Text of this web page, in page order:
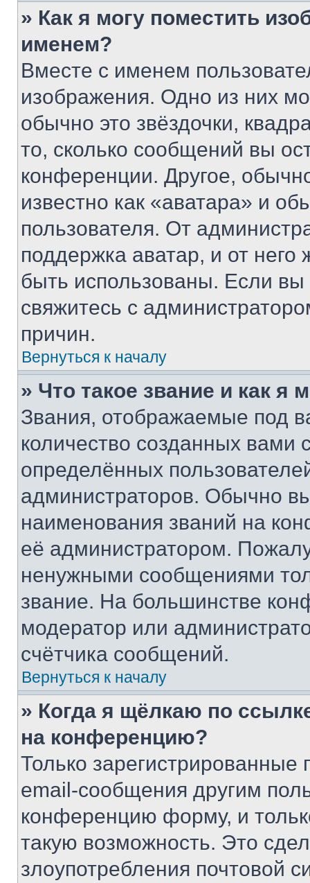
» Как я могу поместить
именем?
Вместе с именем
изображения. Одно из них
обычно это звёздочки,
то, сколько сообщений вы
конференции. Другое,
известно как «аватара» и
пользователя. От
поддержка аватар, и от него
быть использованы. Если
свяжитесь с
причин.
Вернуться к началу
» Что такое звание и как я
Звания, отображаемые под
количество созданных
определённых
администраторов. Обычно
наименования званий на
её администратором.
ненужными сообщениями
звание. На большинстве
модератор или
счётчика сообщений.
Вернуться к началу
» Когда я щёлкаю по
на конференцию?
Только зарегистрированные
email-сообщения другим
конференцию форму, и
такую возможность. Это
злоупотребления почтовой